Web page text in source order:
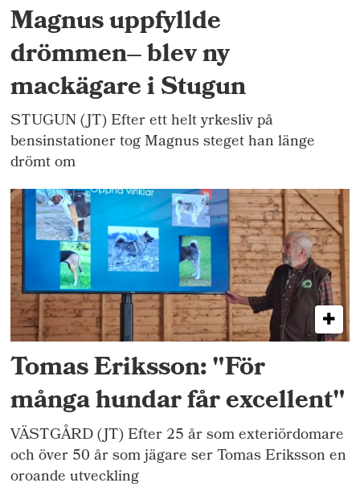
Magnus uppfyllde
drömmen– blev ny
mackägare i Stugun
STUGUN (JT) Efter ett helt yrkesliv på
bensinstationer tog Magnus steget han länge
drömt om
Tomas Eriksson: "För
många hundar får excellent"
VÄSTGÅRD (JT) Efter 25 år som exteriördomare
och över 50 år som jägare ser Tomas Eriksson en
oroande utveckling